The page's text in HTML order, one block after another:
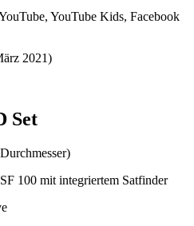
YouTube Kids, Facebook
2021)
Set
100 mit integriertem Satfinder